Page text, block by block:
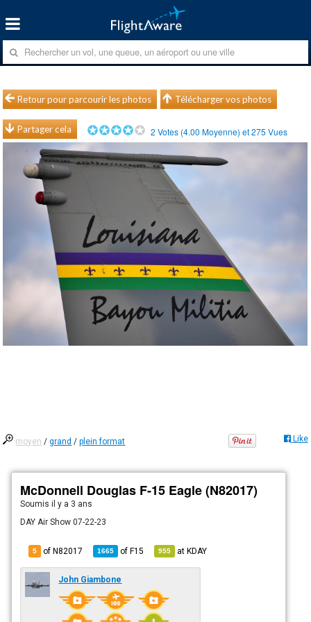
Retour pour parcourir les photos Télécharger vos photos
Partager cela 2 Votes (4.00 Moyenne) et275 Vues
moyen /grand /plein format Like
McDonnell Douglas F-15 Eagle (N82017)
Soumisil y a 3 ans
DAY Air Show 07-22-23
5 of N82017 1665 ofF15 955 atKDAY
John Giambone